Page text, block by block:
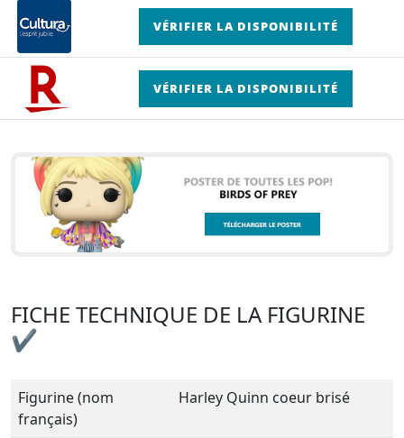
VÉRIFIER LA DISPONIBILITÉ
VÉRIFIER LA DISPONIBILITÉ
FICHE TECHNIQUE DE LA FIGURINE
✔
Figurine (nom
français)
Harley Quinn coeur brisé